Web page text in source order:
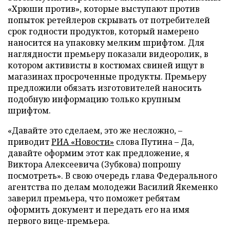
«Хрюши против», которые выступают против
попыток ретейлеров скрывать от потребителей
срок годности продуктов, который намерено
наносится на упаковку мелким шрифтом. Для
наглядности премьеру показали видеоролик, в
котором активисты в костюмах свиней ищут в
магазинах просроченные продукты. Премьеру
предложили обязать изготовителей наносить
подобную информацию только крупным
шрифтом.
«Давайте это сделаем, это же несложно, –
приводитРИА «Новости» слова Путина – Да,
давайте оформим этот как предложение, я
Виктора Алексеевича (Зубкова) попрошу
посмотреть». В свою очередь глава Федерального
агентства по делам молодежи Василий Якеменко
заверил премьера, что поможет ребятам
оформить документ и передать его на имя
первого вице-премьера.